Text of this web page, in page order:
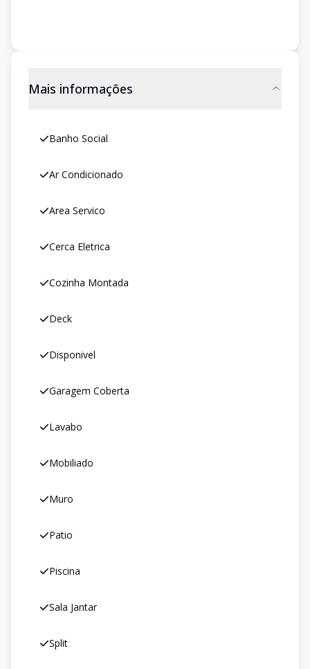
Mais informações
Banho Social
Ar Condicionado
Area Servico
Cerca Eletrica
Cozinha Montada
Deck
Disponivel
Garagem Coberta
Lavabo
Mobiliado
Muro
Patio
Piscina
Sala Jantar
Split